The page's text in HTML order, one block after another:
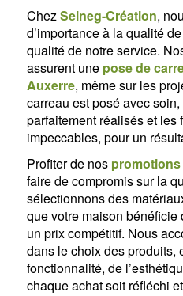
ChezSeineg-Création,
d’importance à la qualité
qualité de notre service.
assurent une pose de
Auxerre, même sur les
carreau est posé avec
parfaitement réalisés et les
impeccables, pour un
Profiter de nos
faire de compromis sur la
sélectionnons des
que votre maison bénéficie
un prix compétitif. Nous
dans le choix des produits,
fonctionnalité, de
chaque achat soit réfléchi